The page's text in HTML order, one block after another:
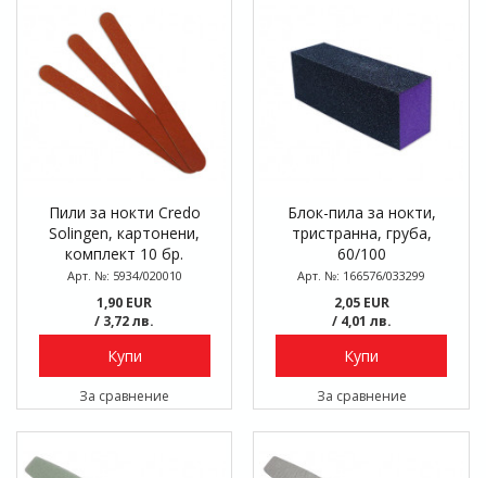
Пили за нокти Credo
Solingen, картонени,
комплект 10 бр.
Арт. №: 5934/020010
1,90 EUR
/ 3,72 лв.
Купи
За сравнение
Блок-пила за нокти,
тристранна, груба,
60/100
Арт. №: 166576/033299
2,05 EUR
/ 4,01 лв.
Купи
За сравнение